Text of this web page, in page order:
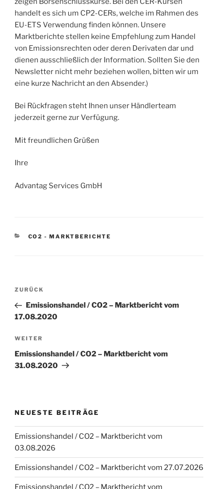
handelt es sich um CP2-CERs, welche im Rahmen des
EU-ETS Verwendung finden können. Unsere
Marktberichte stellen keine Empfehlung zum Handel
von Emissionsrechten oder deren Derivaten dar und
dienen ausschließlich der Information. Sollten Sie den
Newsletter nicht mehr beziehen wollen, bitten wir um
eine kurze Nachricht an den Absender.)
Bei Rückfragen steht Ihnen unser Händlerteam
jederzeit gerne zur Verfügung.
Mit freundlichen Grüßen
Ihre
Advantag Services GmbH
KATEGORIEN
CO2 - MARKTBERICHTE
Beitragsnavigation
Vorheriger
Beitrag
ZURÜCK
Emissionshandel / CO2 – Marktbericht vom
17.08.2020
Nächster
Beitrag
WEITER
Emissionshandel / CO2 – Marktbericht vom
31.08.2020
NEUESTE BEITRÄGE
Emissionshandel / CO2 – Marktbericht vom
03.08.2026
Emissionshandel / CO2 – Marktbericht vom 27.07.2026
Emissionshandel / CO2 – Marktbericht vom